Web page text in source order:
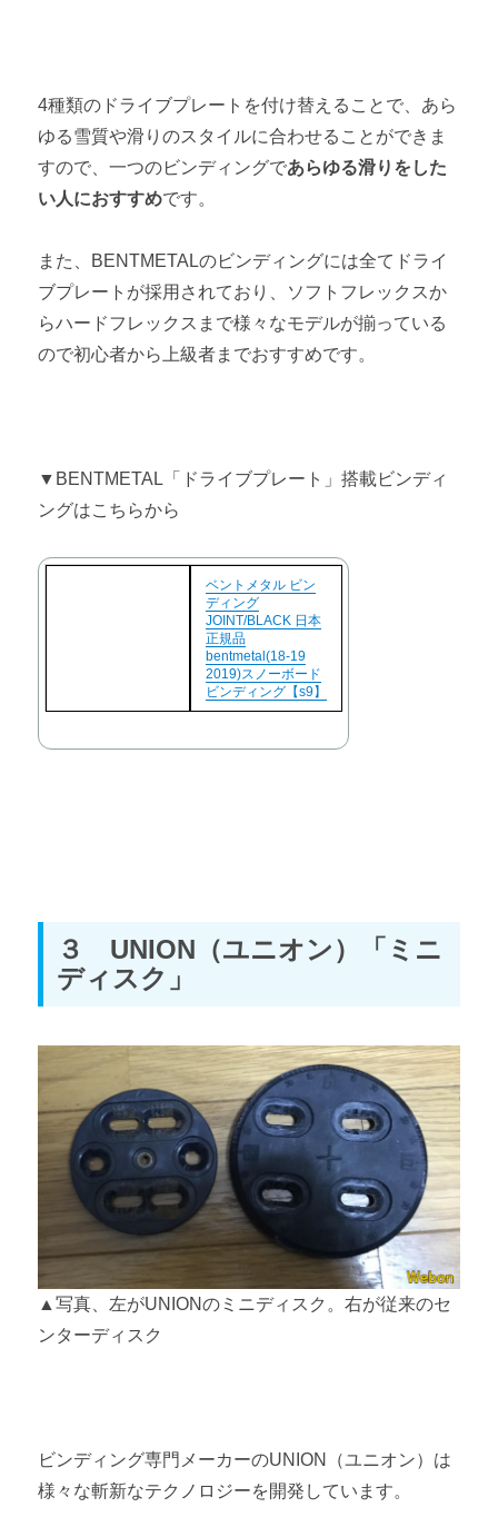
4種類のドライブプレートを付け替えることで、あら
ゆる雪質や滑りのスタイルに合わせることができま
すので、一つのビンディングであらゆる滑りをした
い人におすすめです。
また、BENTMETALのビンディングには全てドライ
ブプレートが採用されており、ソフトフレックスか
らハードフレックスまで様々なモデルが揃っている
ので初心者から上級者までおすすめです。
▼BENTMETAL「ドライブプレート」搭載ビンディ
ングはこちらから
ベントメタル ビン
ディング
JOINT/BLACK 日本
正規品
bentmetal(18-19
2019)スノーボード
ビンディング【s9】
３ UNION（ユニオン）「ミニ
ディスク」
▲写真、左がUNIONのミニディスク。右が従来のセ
ンターディスク
ビンディング専門メーカーのUNION（ユニオン）は
様々な斬新なテクノロジーを開発しています。